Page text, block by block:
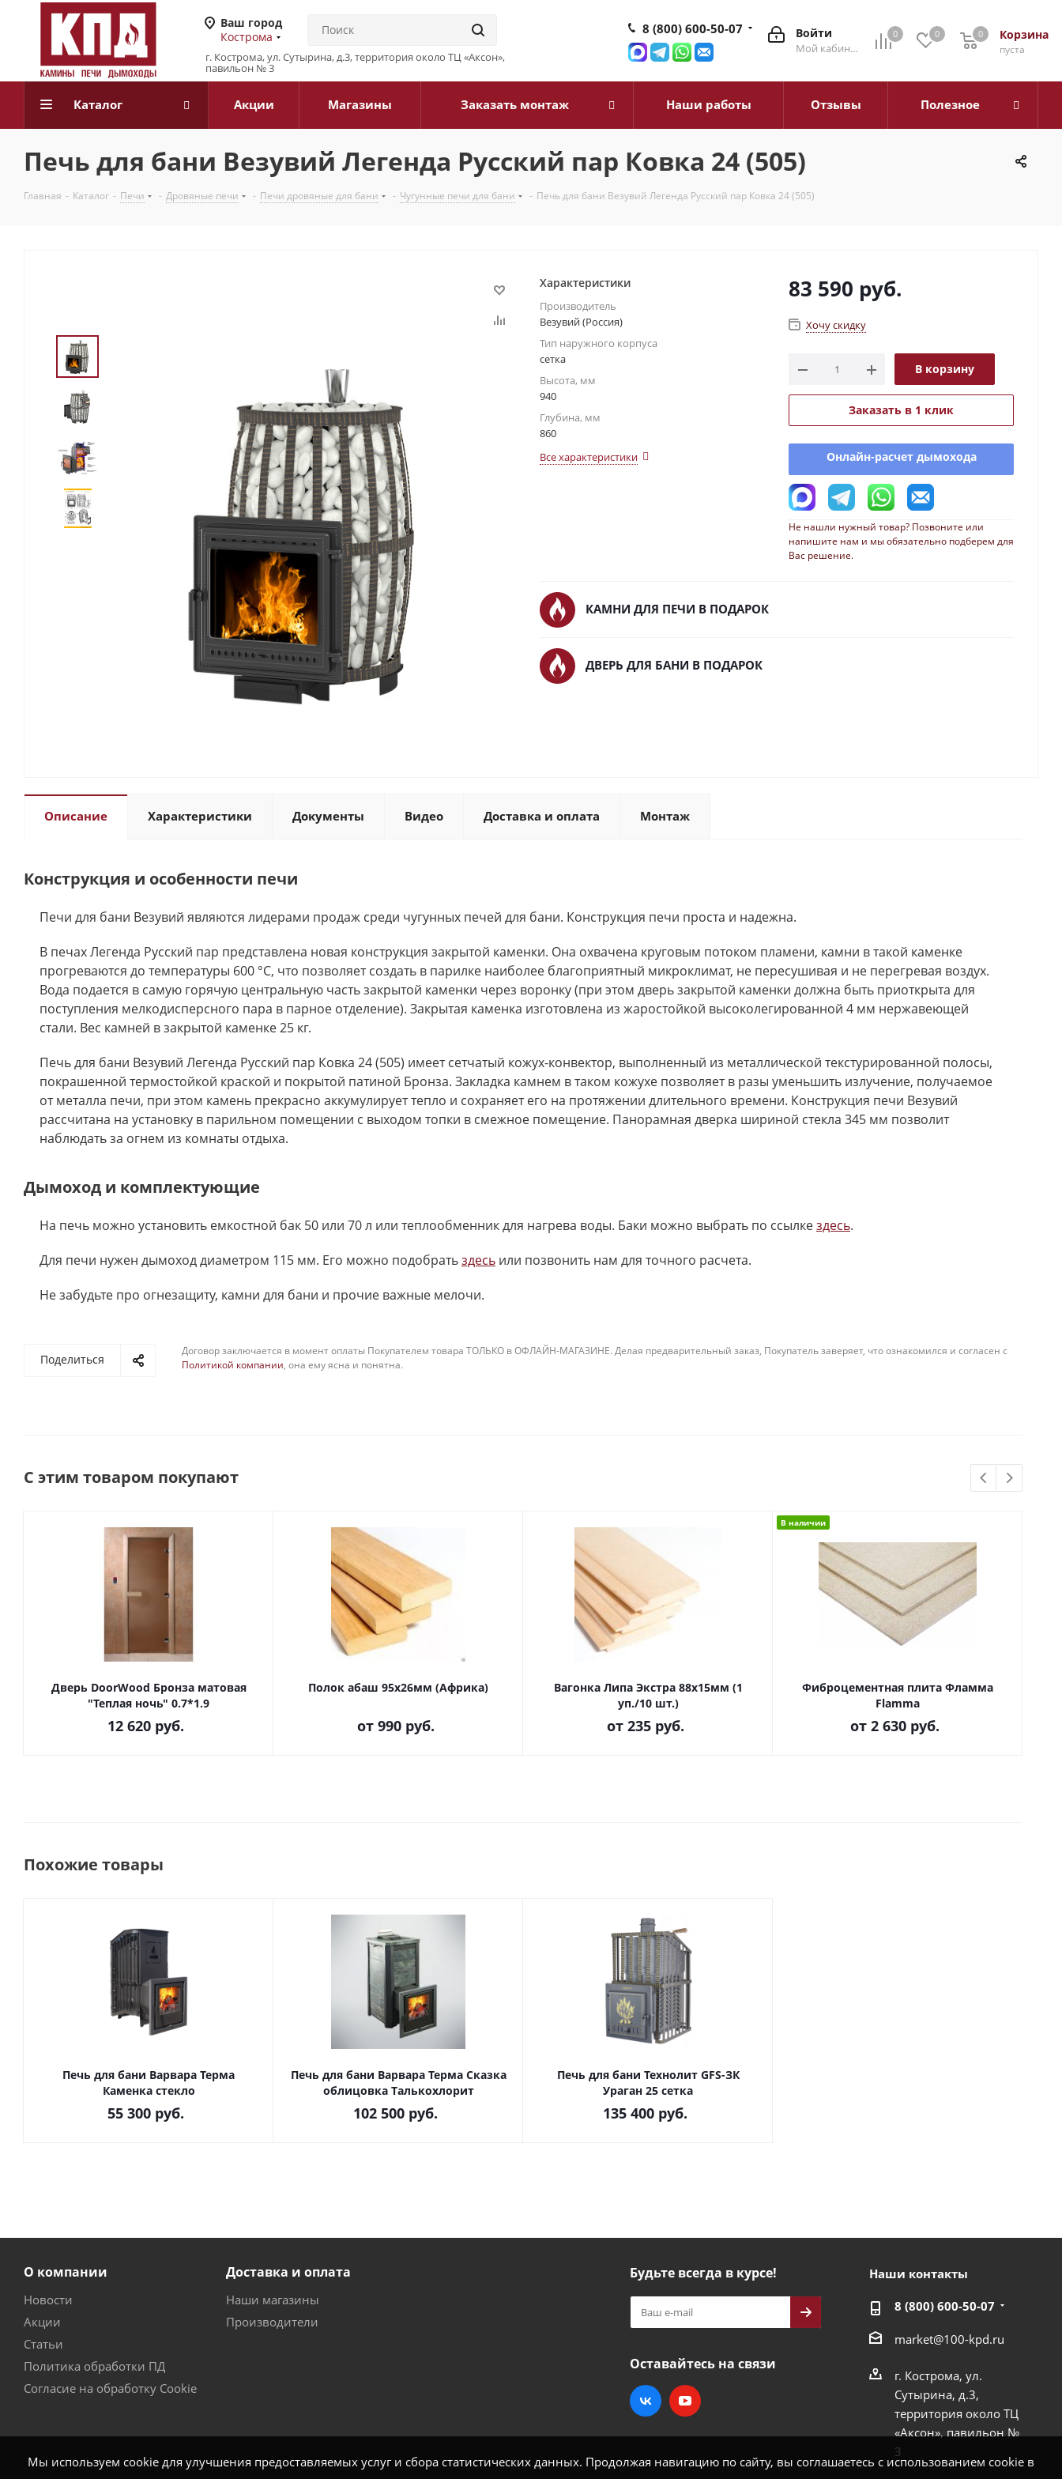
Мы используем cookie для улучшения предоставляемых услуг и сбора статистических данных. Продолжая навигацию по сайту, вы соглашаетесь с использованием cookie в
Ваш город
Кострома
г. Кострома, ул. Сутырина, д.3, территория около ТЦ «Аксон»,
павильон № 3
0 0 Корзина
0
пуста
0
Войти
Мой кабинет
8 (800) 600-50-07
Каталог Акции Магазины Заказать монтаж Наши работы Отзывы Полезное
Печь для бани Везувий Легенда Русский пар Ковка 24 (505)
Главная - Каталог - Печи - Дровяные печи - Печи дровяные для бани - Чугунные печи для бани - Печь для бани Везувий Легенда Русский пар Ковка 24 (505)
Характеристики
Производитель
Везувий (Россия)
Тип наружного корпуса
сетка
Высота, мм
940
Глубина, мм
860
Все характеристики
83 590 руб.
Хочу скидку
В корзину
Заказать в 1 клик
Онлайн-расчет дымохода
Не нашли нужный товар? Позвоните или
напишите нам и мы обязательно подберем для
Вас решение.
КАМНИ ДЛЯ ПЕЧИ В ПОДАРОК
ДВЕРЬ ДЛЯ БАНИ В ПОДАРОК
Описание Характеристики Документы Видео Доставка и оплата Монтаж
Конструкция и особенности печи
Печи для бани Везувий являются лидерами продаж среди чугунных печей для бани. Конструкция печи проста и надежна.
В печах Легенда Русский пар представлена новая конструкция закрытой каменки. Она охвачена круговым потоком пламени, камни в такой каменке
прогреваются до температуры 600 °С, что позволяет создать в парилке наиболее благоприятный микроклимат, не пересушивая и не перегревая воздух.
Вода подается в самую горячую центральную часть закрытой каменки через воронку (при этом дверь закрытой каменки должна быть приоткрыта для
поступления мелкодисперсного пара в парное отделение). Закрытая каменка изготовлена из жаростойкой высоколегированной 4 мм нержавеющей
стали. Вес камней в закрытой каменке 25 кг.
Печь для бани Везувий Легенда Русский пар Ковка 24 (505) имеет сетчатый кожух-конвектор, выполненный из металлической текстурированной полосы,
покрашенной термостойкой краской и покрытой патиной Бронза. Закладка камнем в таком кожухе позволяет в разы уменьшить излучение, получаемое
от металла печи, при этом камень прекрасно аккумулирует тепло и сохраняет его на протяжении длительного времени. Конструкция печи Везувий
рассчитана на установку в парильном помещении с выходом топки в смежное помещение. Панорамная дверка шириной стекла 345 мм позволит
наблюдать за огнем из комнаты отдыха.
Дымоход и комплектующие
На печь можно установить емкостной бак 50 или 70 л или теплообменник для нагрева воды. Баки можно выбрать по ссылкездесь.
Для печи нужен дымоход диаметром 115 мм. Его можно подобратьздесь или позвонить нам для точного расчета.
Не забудьте про огнезащиту, камни для бани и прочие важные мелочи.
Поделиться
Договор заключается в момент оплаты Покупателем товара ТОЛЬКО в ОФЛАЙН-МАГАЗИНЕ. Делая предварительный заказ, Покупатель заверяет, что ознакомился и согласен с
Политикой компании, она ему ясна и понятна.
С этим товаром покупают
Дверь DoorWood Бронза матовая
"Теплая ночь" 0.7*1.9
12 620 руб.
Полок абаш 95х26мм (Африка)
от 990 руб.
Вагонка Липа Экстра 88х15мм (1
уп./10 шт.)
от 235 руб.
В наличии
Фиброцементная плита Фламма
Flamma
от 2 630 руб.
Похожие товары
Печь для бани Варвара Терма
Каменка стекло
55 300 руб.
Печь для бани Варвара Терма Сказка
облицовка Талькохлорит
102 500 руб.
Печь для бани Технолит GFS-ЗК
Ураган 25 сетка
135 400 руб.
О компании
Новости
Акции
Статьи
Политика обработки ПД
Согласие на обработку Cookie
Доставка и оплата
Наши магазины
Производители
Будьте всегда в курсе!
Оставайтесь на связи
Наши контакты
8 (800) 600-50-07
market@100-kpd.ru
г. Кострома, ул.
Сутырина, д.3,
территория около ТЦ
«Аксон», павильон №
3